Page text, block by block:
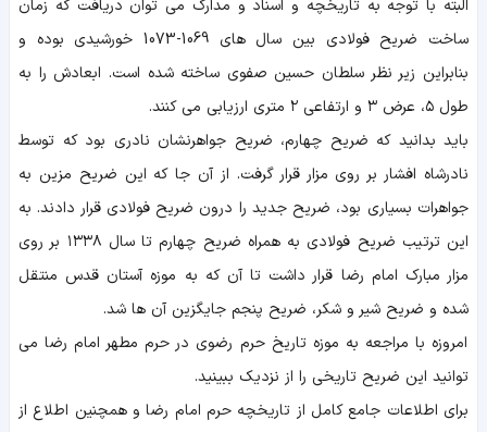
البته با توجه به تاریخچه و اسناد و مدارک می توان دریافت که زمان
ساخت ضریح فولادی بین سال های 1069-1073 خورشیدی بوده و
بنابراین زیر نظر سلطان حسین صفوی ساخته شده است. ابعادش را به
طول ۵، عرض ۳ و ارتفاعی ۲ متری ارزیابی می کنند.
باید بدانید که ضریح چهارم، ضریح جواهرنشان نادری بود که توسط
نادرشاه افشار بر روی مزار قرار گرفت. از آن جا که این ضریح مزین به
جواهرات بسیاری بود، ضریح جدید را درون ضریح فولادی قرار دادند. به
این ترتیب ضریح فولادی به همراه ضریح چهارم تا سال ۱۳۳۸ بر روی
مزار مبارک امام رضا قرار داشت تا آن که به موزه آستان قدس منتقل
شده و ضریح شیر و شکر، ضریح پنجم جایگزین آن ها شد.
امروزه با مراجعه به موزه تاریخ حرم رضوی در حرم مطهر امام رضا می
توانید این ضریح تاریخی را از نزدیک ببینید.
برای اطلاعات جامع کامل از تاریخچه حرم امام رضا و همچنین اطلاع از